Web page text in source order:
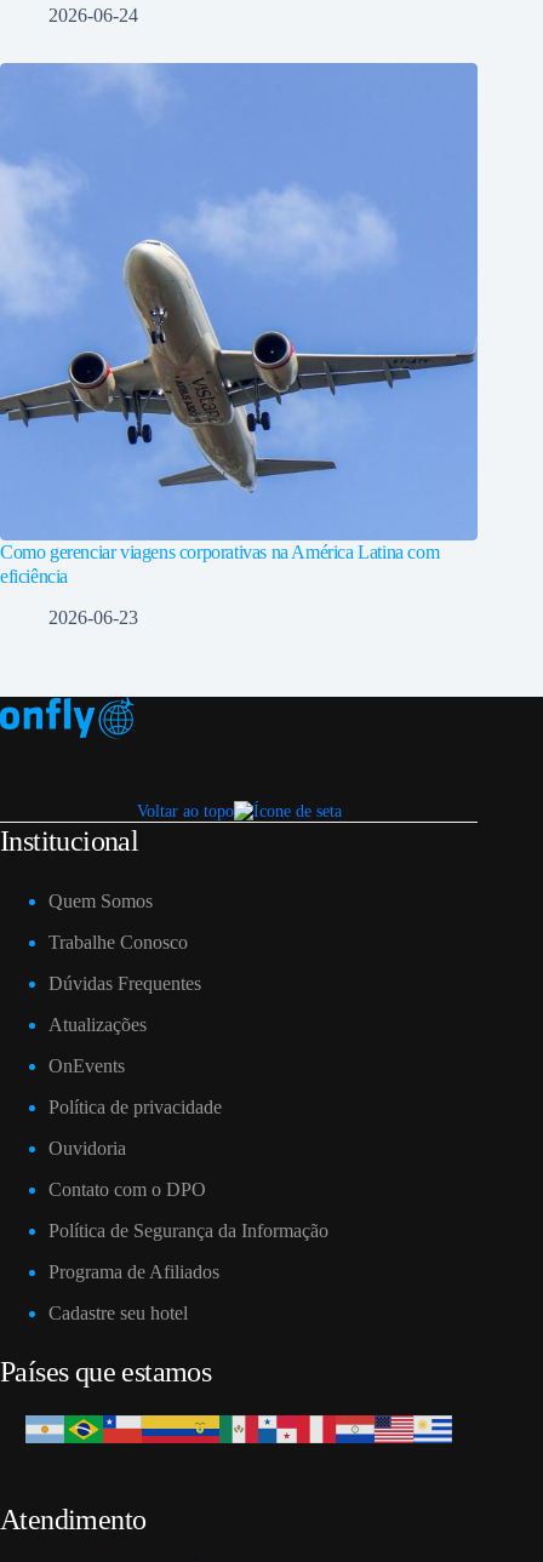
2026-06-24
Como gerenciar viagens corporativas na América Latina com
eficiência
2026-06-23
Voltar ao topo
Institucional
Quem Somos
Trabalhe Conosco
Dúvidas Frequentes
Atualizações
OnEvents
Política de privacidade
Ouvidoria
Contato com o DPO
Política de Segurança da Informação
Programa de Afiliados
Cadastre seu hotel
Países que estamos
Atendimento